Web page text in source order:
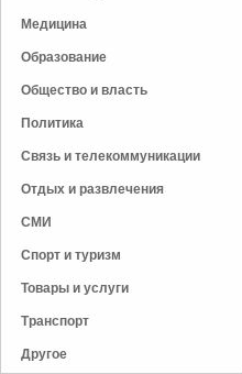
Медицина
Образование
Общество и власть
Политика
Связь и телекоммуникации
Отдых и развлечения
СМИ
Спорт и туризм
Товары и услуги
Транспорт
Другое